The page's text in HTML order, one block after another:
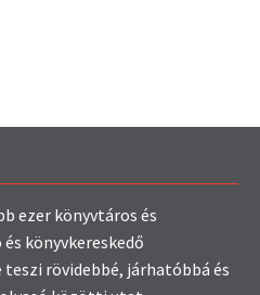
ezer könyvtáros és
könyvkereskedő
rövidebbé, járhatóbbá és